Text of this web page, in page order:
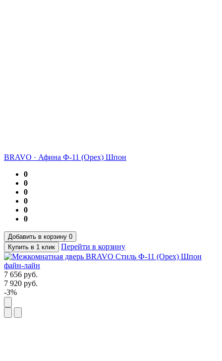
BRAVO · Афина Ф-11 (Орех) Шпон
0
0
0
0
0
0
Добавить в корзину 0
Купить в 1 клик
Перейти в корзину
7 656 руб.
7 920 руб.
-3%